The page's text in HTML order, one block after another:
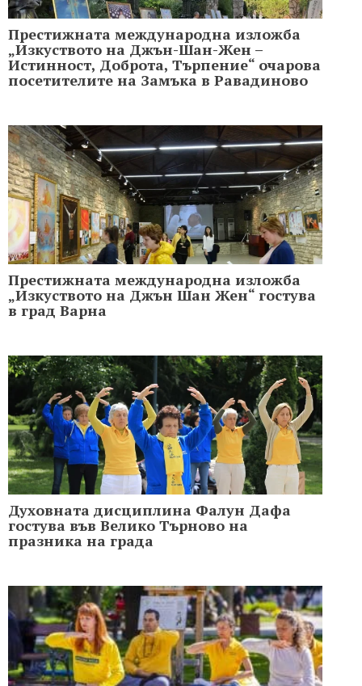
Престижната международна изложба
„Изкуството на Джън-Шан-Жен –
Истинност, Доброта, Търпение“ очарова
посетителите на Замъка в Равадиново
Престижната международна изложба
„Изкуството на Джън Шан Жен“ гостува
в град Варна
Духовната дисциплина Фалун Дафа
гостува във Велико Търново на
празника на града